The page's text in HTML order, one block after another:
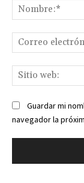
Guardar mi
navegador la